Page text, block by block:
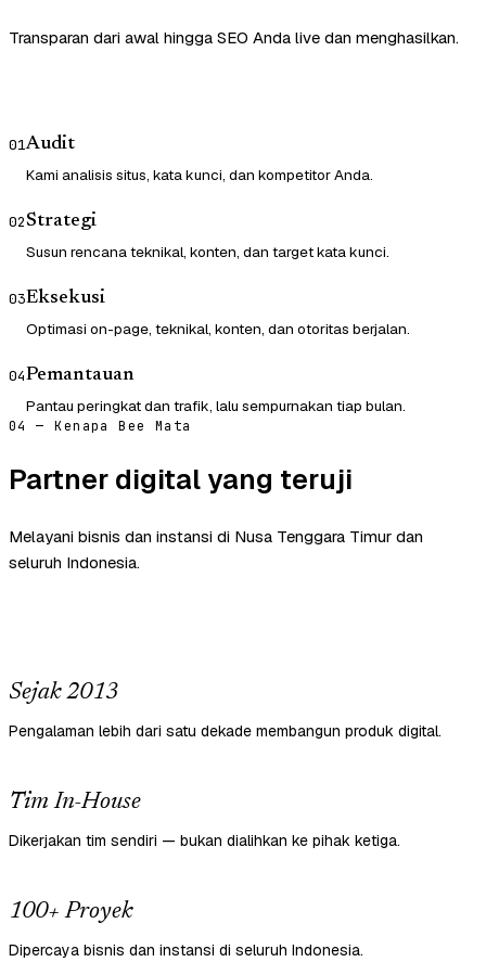
Transparan dari awal hingga SEO Anda live dan menghasilkan.
01Audit
Kami analisis situs, kata kunci, dan kompetitor Anda.
02Strategi
Susun rencana teknikal, konten, dan target kata kunci.
03Eksekusi
Optimasi on-page, teknikal, konten, dan otoritas berjalan.
04Pemantauan
Pantau peringkat dan trafik, lalu sempurnakan tiap bulan.
04 — Kenapa Bee Mata
Partner digital yang teruji
Melayani bisnis dan instansi di Nusa Tenggara Timur dan
seluruh Indonesia.
Sejak 2013
Pengalaman lebih dari satu dekade membangun produk digital.
Tim In-House
Dikerjakan tim sendiri — bukan dialihkan ke pihak ketiga.
100+ Proyek
Dipercaya bisnis dan instansi di seluruh Indonesia.